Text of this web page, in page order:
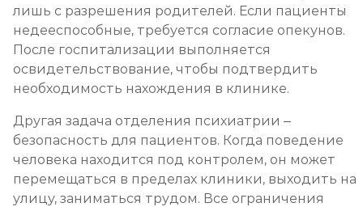
лишь с разрешения родителей. Если пациенты
недееспособные, требуется согласие опекунов.
После госпитализации выполняется
освидетельствование, чтобы подтвердить
необходимость нахождения в клинике.
Другая задача отделения психиатрии –
безопасность для пациентов. Когда поведение
человека находится под контролем, он может
перемещаться в пределах клиники, выходить на
улицу, заниматься трудом. Все ограничения